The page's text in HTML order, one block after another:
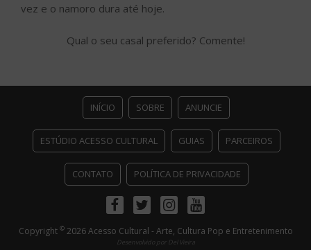
vez e o namoro dura até hoje.
Qual o seu casal preferido? Comente!
INÍCIO SOBRE ANUNCIE
ESTÚDIO ACESSO CULTURAL GUIAS PARCEIROS
CONTATO POLÍTICA DE PRIVACIDADE
FacebookTwitterInstagramYoutube
Copyright ©2026 Acesso Cultural - Arte, Cultura Pop e Entretenimento
Desenvolvido por Del Vieira